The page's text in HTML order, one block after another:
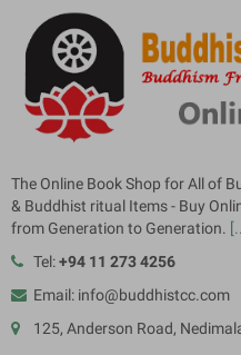
The Online Book Shop for All of
& Buddhist ritual Items - Buy
from Generation to Generation.
Tel:+94 11 273 4256
Email: info@buddhistcc.com
125, Anderson Road,